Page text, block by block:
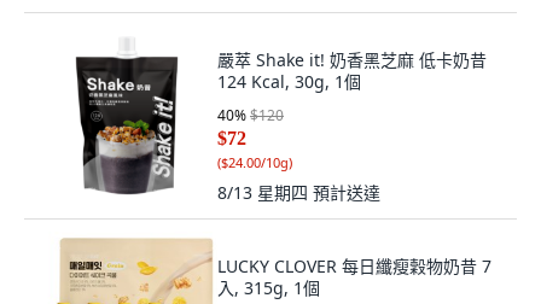
嚴萃 Shake it! 奶香黑芝麻 低卡奶昔
124 Kcal, 30g, 1個
40%$120
$72
($24.00/10g)
8/13 星期四 預計送達
LUCKY CLOVER 每日纖瘦穀物奶昔 7
入, 315g, 1個